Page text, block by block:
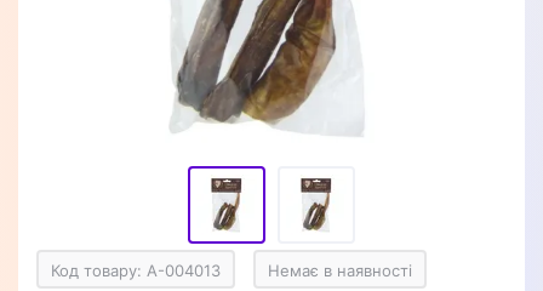
Код товару: A-004013 Немає в наявності